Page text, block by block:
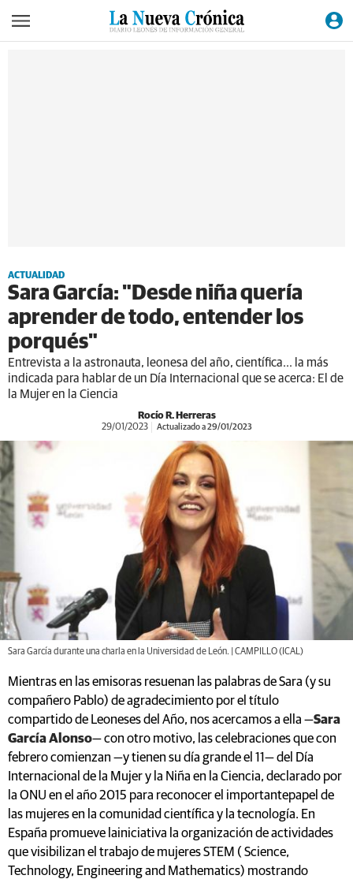
ACTUALIDAD
Sara García: "Desde niña quería
aprender de todo, entender los
porqués"
Entrevista a la astronauta, leonesa del año, científica... la más
indicada para hablar de un Día Internacional que se acerca: El de
la Mujer en la Ciencia
Rocío R. Herreras
29/01/2023 Actualizado a 29/01/2023
Sara García durante una charla en la Universidad de León. | CAMPILLO (ICAL)
Mientras en las emisoras resuenan las palabras de Sara (y su
compañero Pablo) de agradecimiento por el título
compartido de Leoneses del Año, nos acercamos a ella —Sara
García Alonso— con otro motivo, las celebraciones que con
febrero comienzan —y tienen su día grande el 11— del Día
Internacional de la Mujer y la Niña en la Ciencia, declarado por
la ONU en el año 2015 para reconocer el importantepapel de
las mujeres en la comunidad científica y la tecnología. En
España promueve lainiciativa la organización de actividades
que visibilizan el trabajo de mujeres STEM ( Science,
Technology, Engineering and Mathematics) mostrando